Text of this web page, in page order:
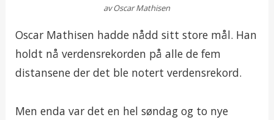
av Oscar Mathisen
Oscar Mathisen hadde nådd sitt store mål. Han
holdt nå verdensrekorden på alle de fem
distansene der det ble notert verdensrekord.
Men enda var det en hel søndag og to nye